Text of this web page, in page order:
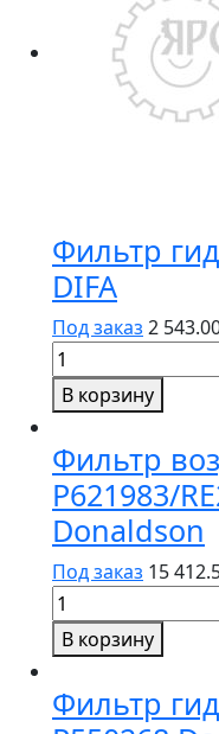
Фильтр
DIFA
Под заказ 2
Количество
товара
Фильтр
M5425K
DIFA
В корзину
Фильтр
P621983/
Donaldson
Под заказ 15
Количество
товара
Фильтр
P621983/
В корзину
Фильтр